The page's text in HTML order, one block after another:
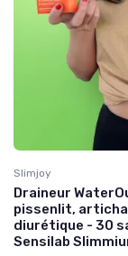
Slimjoy
Draineur
pissenlit,
diurétique - 30
Sensilab